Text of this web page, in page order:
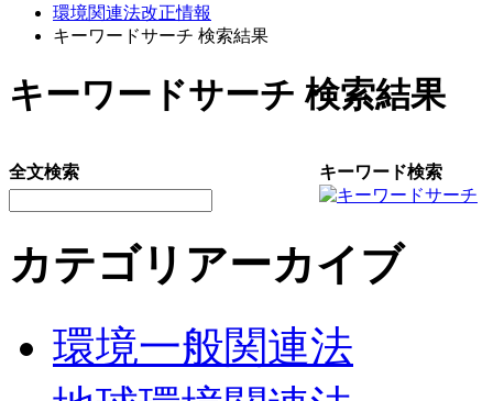
環境関連法改正情報
キーワードサーチ 検索結果
キーワードサーチ 検索結果
全文検索 キーワード検索
カテゴリアーカイブ
環境一般関連法